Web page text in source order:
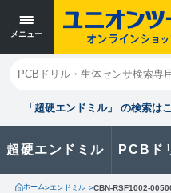
メニュー
「超硬エンドミル」 の検索は
超硬エンドミル PCBド
閉じる
お気に入り クイ
製品に関する
ホーム>エンドミル >CBN-RSF1002-